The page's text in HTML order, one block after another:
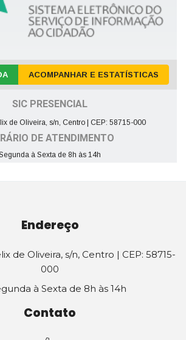
ACOMPANHAR E ESTATÍSTICAS
SIC PRESENCIAL
de Oliveira, s/n, Centro | CEP: 58715-000
DE ATENDIMENTO
à Sexta de 8h às 14h
Endereço
de Oliveira, s/n, Centro | CEP: 58715-
000
à Sexta de 8h às 14h
Contato